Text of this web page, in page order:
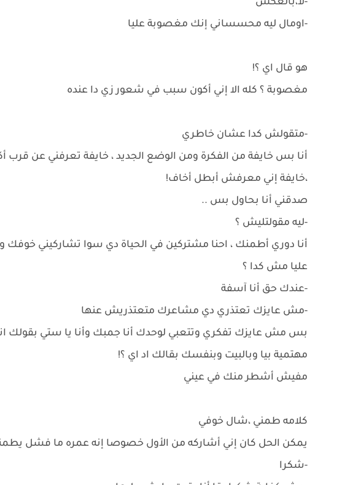
-لا،بالعكس
-اومال ليه محسساني إنك مغصوبة عليا
هو قال اي ؟!
مغصوبة ؟ كله الا إني أكون سبب في شعور زي دا عنده
-متقولش كدا عشان خاطري
أنا بس خايفة من الفكرة ومن الوضع الجديد ، خايفة تعرفني عن قرب
،خايفة إني معرفش أبطل أخاف!
صدقني أنا بحاول بس ..
-ليه مقولتليش ؟
أنا دوري أطمنك ، احنا مشتركين في الحياة دي سوا تشاركيني
عليا مش كدا ؟
-عندك حق أنا آسفة
-مش عايزك تعتذري دي مشاعرك متعتذريش عنها
بس مش عايزك تفكري وتتعبي لوحدك أنا جمبك وأنا يا ستي بقولك
مهتمية بيا وبالبيت وبنفسك بقالك اد اي ؟!
مفيش أشطر منك في عيني
كلامه طمني ،شال خوفي
يمكن الحل كان إني أشاركه من الأول خصوصا إنه عمره ما فشل
-شكرا